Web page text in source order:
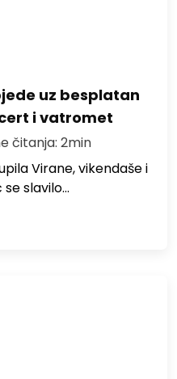
uz besplatan
i vatromet
čitanja: 2min
Virane, vikendaše i
slavilo…